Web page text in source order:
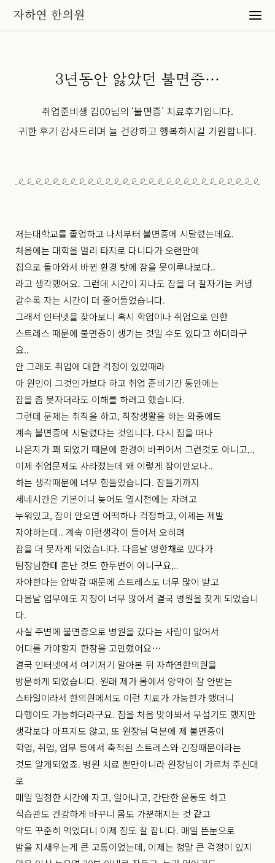
3년동안 앓았던 불면증…
취업준비생 김00님의 ‘불면증’ 치료후기입니다.
귀한 후기 감사드리며 늘 건강하고 행복하시길 기원합니다.
저는대학교를 졸업하고 나서부터 불면증에 시달렸는데요.
처음에는 대학을 멀리 타지로 다니다가 오랜만에
집으로 돌아와서 바뀐 환경 탓에 잠을 못이루나보다..
라고 생각했어요. 그런데 시간이 지나도 잠을 더 잘자기는 커녕
갈수록 자는 시간이 더 줄어들었습니다.
그래서 인터넷을 찾아보니 혹시 학업이나 취업으로 인한
스트레스 때문에 불면증이 생기는 것일 수도 있다고 하더라구
요..
안 그래도 취업에 대한 걱정이 있었때라
아 원인이 그것인가보다 하고 취업 준비기간 동안에는
잠을 좀 못자더라도 이해를 하려고 했습니다.
그런데 문제는 취직을 하고, 직장생활을 하는 와중에도
계속 불면증에 시달렸다는 것입니다. 다시 집을 떠나
나온지가 꽤 되었기 때문에 환경이 바뀌어서 그런것도 아니고,.,
이제 취업문제도 사라졌는데 왜 이렇게 잠이안오나..
하는 생각때문에 너무 힘들었습니다. 잠들기까지
세네시간은 기본이니 늦어도 열시전에는 자려고
누워있고, 잠이 안오면 어떡하나 걱정하고, 이제는 제발
자야하는데.. 계속 이런생각이 들어서 오히려
잠을 더 못자게 되었습니다. 다음날 멍한채로 있다가
팀장님한테 혼난 것도 한두번이 아니구요,..
자야한다는 압박감 때문에 스트레스도 너무 많이 받고
다음날 업무에도 지장이 너무 많아서 결국 병원을 찾게 되었습니
다.
사실 주변에 불면증으로 병원을 갔다는 사람이 없어서
어디를 가야할지 한참을 고민했어요…
결국 인터넷에서 여기저기 알아본 뒤 자하연한의원을
방문하게 되었습니다. 원래 제가 몸에서 양약이 잘 안받는
스타일이라서 한의원에서도 이런 치료가 가능한가 했더니
다행이도 가능하더라구요. 침을 처음 맞아봐서 무섭기도 했지만
생각보다 아프지도 않고, 또 원장님 덕분에 제 불면증이
학업, 취업, 업무 등에서 축적된 스트레스와 긴장때문이라는
것도 알게되었죠. 병원 치료 뿐만아니라 원장님이 가르쳐 주신대
로
매일 일정한 시간에 자고, 일어나고, 간단한 운동도 하고
식습관도 건강하게 바꾸니 몸도 가뿐해지는 것 같고
약도 꾸준히 먹었더니 이제 잠도 잘 잡니다. 매일 뜬눈으로
밤을 지새우는게 큰 고통이었는데, 이제는 정말 큰 걱정이 있지